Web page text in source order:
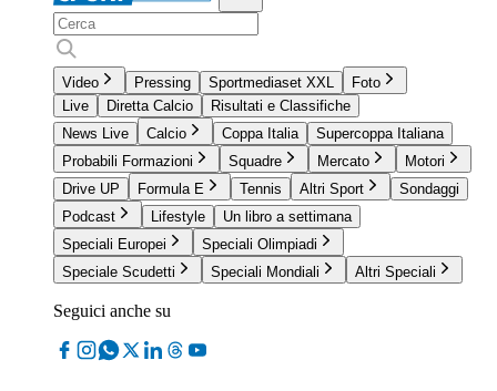
Video Pressing Sportmediaset XXL
Foto
Live
Diretta Calcio
Risultati e Classifiche
News Live
Calcio Coppa Italia
Supercoppa Italiana
Probabili Formazioni
Squadre Mercato
Motori
Drive UP
Formula E Tennis Altri Sport
Sondaggi
Podcast
Lifestyle
Un libro a settimana
Speciali Europei
Speciali Olimpiadi
Speciale Scudetti
Speciali Mondiali Altri Speciali
Seguici anche su